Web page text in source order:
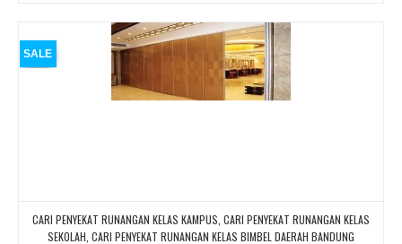
SALE
CARI PENYEKAT RUNANGAN KELAS KAMPUS, CARI PENYEKAT RUNANGAN KELAS
SEKOLAH, CARI PENYEKAT RUNANGAN KELAS BIMBEL DAERAH BANDUNG